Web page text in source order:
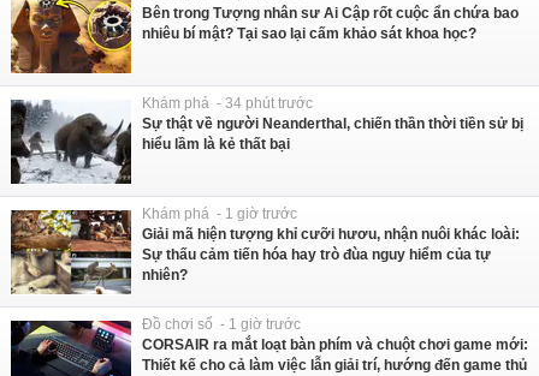
Bên trong Tượng nhân sư Ai Cập rốt cuộc ẩn chứa bao
nhiêu bí mật? Tại sao lại cấm khảo sát khoa học?
Khám phá - 34 phút trước
Sự thật về người Neanderthal, chiến thần thời tiền sử bị
hiểu lầm là kẻ thất bại
Khám phá - 1 giờ trước
Giải mã hiện tượng khỉ cưỡi hươu, nhận nuôi khác loài:
Sự thấu cảm tiến hóa hay trò đùa nguy hiểm của tự
nhiên?
Đồ chơi số - 1 giờ trước
CORSAIR ra mắt loạt bàn phím và chuột chơi game mới:
Thiết kế cho cả làm việc lẫn giải trí, hướng đến game thủ